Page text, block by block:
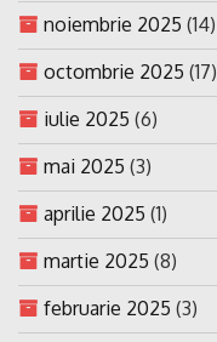
noiembrie 2025 (14)
octombrie 2025 (17)
iulie 2025 (6)
mai 2025 (3)
aprilie 2025 (1)
martie 2025 (8)
februarie 2025 (3)